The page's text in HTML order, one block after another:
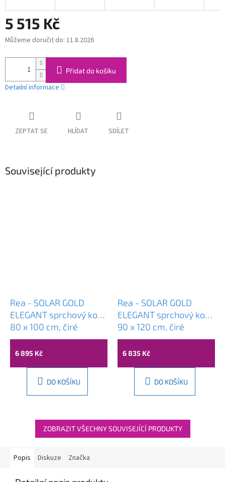
5 515 Kč
Měrná
Můžeme doručit do: 11.8.2026
Přidat do košíku
Detailní informace
ZEPTAT SE HLÍDAT SDÍLET
Související produkty
Rea - SOLAR GOLD
ELEGANT sprchový kout
80 x 100 cm, čiré
sklo/zlatý profil, REA-
K4901
6 895 Kč
DO KOŠÍKU
Rea - SOLAR GOLD
ELEGANT sprchový kout
90 x 120 cm, čiré
sklo/zlatý profil, REA-
K4902
6 835 Kč
DO KOŠÍKU
ZOBRAZIT VŠECHNY SOUVISEJÍCÍ PRODUKTY
Popis Diskuze Značka